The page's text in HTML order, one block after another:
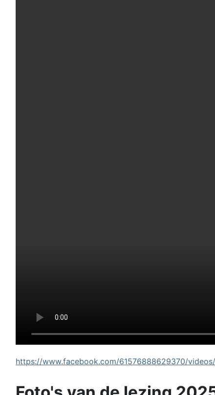
https://www.facebook.com/61576888629370/